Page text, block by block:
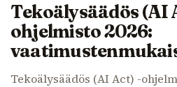
Tekoälysäädös (AI
ohjelmisto 2026:
Tekoälysäädös (AI Act) -